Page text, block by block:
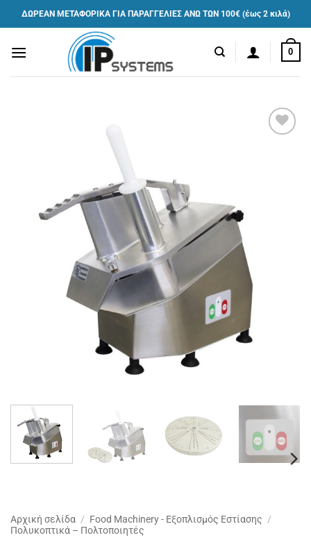
Μετάβαση
στο
ΔΩΡΕΑΝ ΜΕΤΑΦΟΡΙΚΑ ΓΙΑ ΠΑΡΑΓΓΕΛΙΕΣ ΑΝΩ ΤΩΝ 100€ (έως 2 κιλά)
0
Αρχική σελίδα / Food Machinery - Εξοπλισμός Εστίασης /
Πολυκοπτικά – Πολτοποιητές